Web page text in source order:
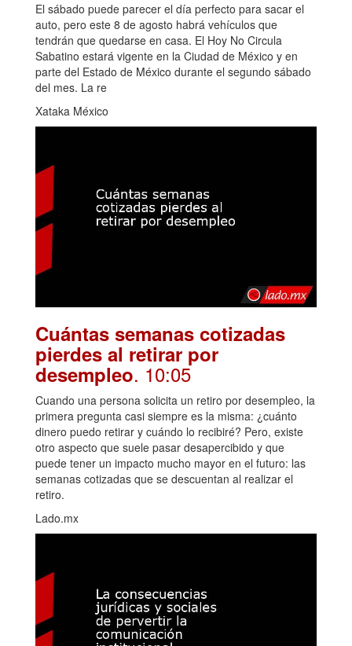
El sábado puede parecer el día perfecto para sacar el
auto, pero este 8 de agosto habrá vehículos que
tendrán que quedarse en casa. El Hoy No Circula
Sabatino estará vigente en la Ciudad de México y en
parte del Estado de México durante el segundo sábado
del mes. La re
Xataka México
Cuántas semanas cotizadas
pierdes al retirar por
desempleo. 10:05
Cuando una persona solicita un retiro por desempleo, la
primera pregunta casi siempre es la misma: ¿cuánto
dinero puedo retirar y cuándo lo recibiré? Pero, existe
otro aspecto que suele pasar desapercibido y que
puede tener un impacto mucho mayor en el futuro: las
semanas cotizadas que se descuentan al realizar el
retiro.
Lado.mx